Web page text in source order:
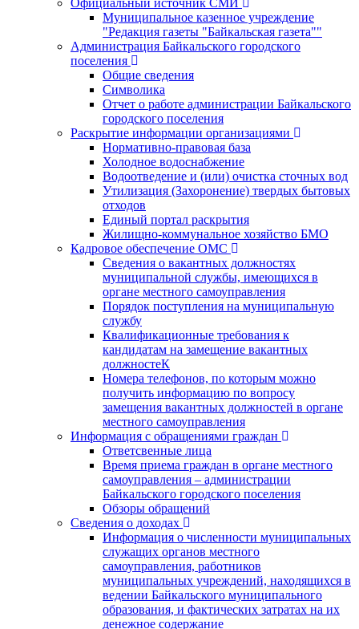
Муниципальное казенное учреждение
"Редакция газеты "Байкальская газета""
Администрация Байкальского городского
поселения
Общие сведения
Символика
Отчет о работе администрации Байкальского
городского поселения
Раскрытие информации организациями
Нормативно-правовая база
Холодное водоснабжение
Водоотведение и (или) очистка сточных вод
Утилизация (Захоронение) твердых бытовых
отходов
Единый портал раскрытия
Жилищно-коммунальное хозяйство БМО
Кадровое обеспечение ОМС
Сведения о вакантных должностях
муниципальной службы, имеющихся в
органе местного самоуправления
Порядок поступления на муниципальную
службу
Квалификационные требования к
кандидатам на замещение вакантных
должностеК
Номера телефонов, по которым можно
получить информацию по вопросу
замещения вакантных должностей в органе
местного самоуправления
Информация с обращениями граждан
Ответсвенные лица
Время приема граждан в органе местного
самоуправления – администрации
Байкальского городского поселения
Обзоры обращений
Сведения о доходах
Информация о численности муниципальных
служащих органов местного
самоуправления, работников
муниципальных учреждений, находящихся в
ведении Байкальского муниципального
образования, и фактических затратах на их
денежное содержание